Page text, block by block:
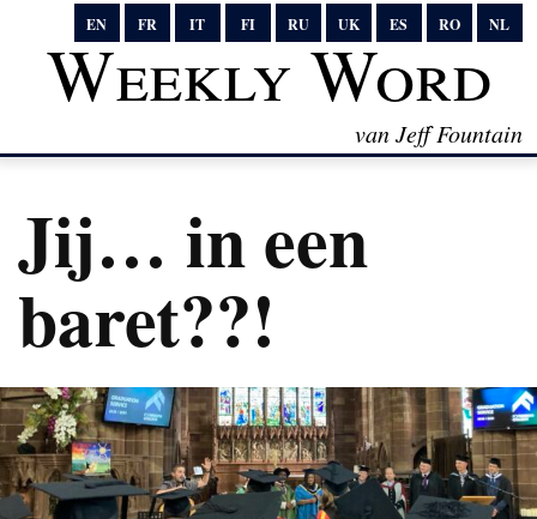
EN FR IT FI RU UK ES RO NL
Weekly Word
van Jeff Fountain
Jij… in een
baret??!